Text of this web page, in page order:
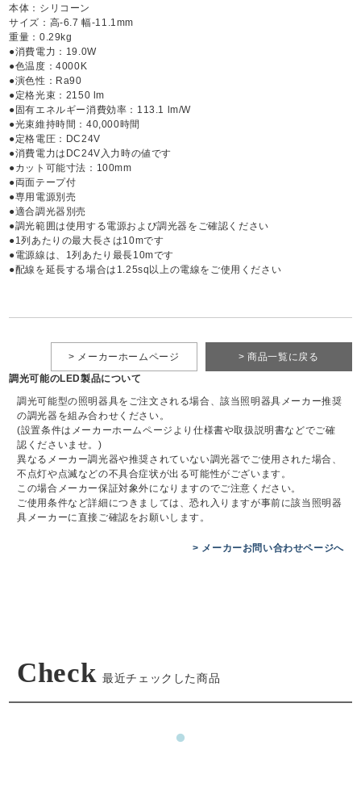
本体：シリコーン
サイズ：高-6.7 幅-11.1mm
重量：0.29kg
●消費電力：19.0W
●色温度：4000K
●演色性：Ra90
●定格光束：2150 lm
●固有エネルギー消費効率：113.1 lm/W
●光束維持時間：40,000時間
●定格電圧：DC24V
●消費電力はDC24V入力時の値です
●カット可能寸法：100mm
●両面テープ付
●専用電源別売
●適合調光器別売
●調光範囲は使用する電源および調光器をご確認ください
●1列あたりの最大長さは10mです
●電源線は、1列あたり最長10mです
●配線を延長する場合は1.25sq以上の電線をご使用ください
> 商品一覧に戻る
> メーカーホームページ
調光可能のLED製品について
調光可能型の照明器具をご注文される場合、該当照明器具メーカー推奨
の調光器を組み合わせください。
(設置条件はメーカーホームページより仕様書や取扱説明書などでご確
認くださいませ。)
異なるメーカー調光器や推奨されていない調光器でご使用された場合、
不点灯や点滅などの不具合症状が出る可能性がございます。
この場合メーカー保証対象外になりますのでご注意ください。
ご使用条件など詳細につきましては、恐れ入りますが事前に該当照明器
具メーカーに直接ご確認をお願いします。
> メーカーお問い合わせページへ
Check 最近チェックした商品